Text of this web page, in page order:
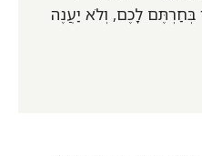
לָכֶם, וְלֹא יַעֲנֶה